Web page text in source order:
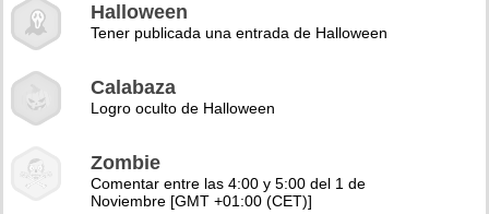
Halloween
Tener publicada una entrada de Halloween
Calabaza
Logro oculto de Halloween
Zombie
Comentar entre las 4:00 y 5:00 del 1 de
Noviembre [GMT +01:00 (CET)]